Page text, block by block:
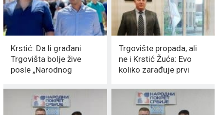
Krstić: Da li građani
Trgovišta bolje žive
posle „Narodnog
Trgovište propada, ali
ne i Krstić Žuća: Evo
koliko zarađuje prvi
NAJSIROMAŠNIJIH